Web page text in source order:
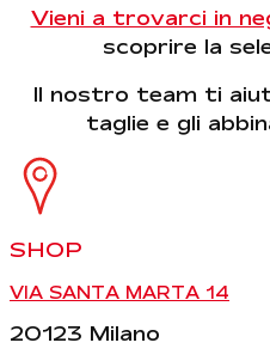
Vieni a trovarci in
scoprire la
Il nostro team ti
taglie e gli
SHOP
VIA SANTA MARTA 14
20123 Milano